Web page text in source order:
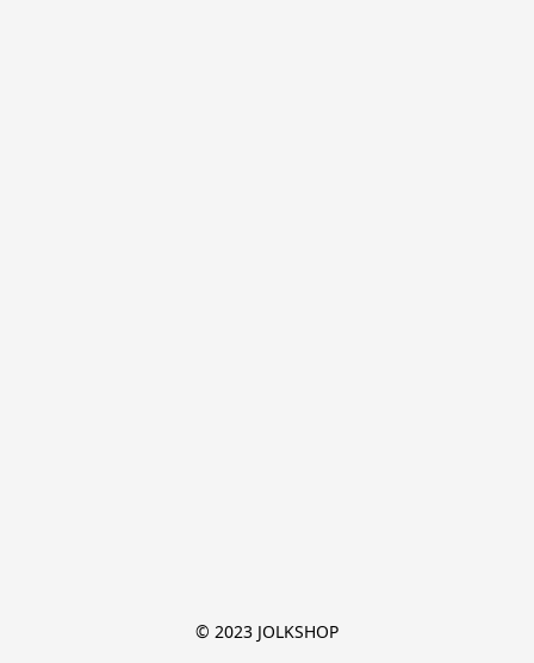
© 2023 JOLKSHOP